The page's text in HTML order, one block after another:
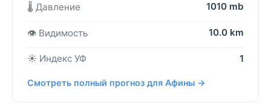
🌡️ Давление 1010 mb
👁️ Видимость 10.0 km
☀️ Индекс УФ 1
Смотреть полный прогноз для Афины →